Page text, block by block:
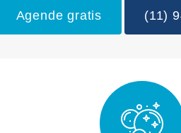
Agende gratis (11)